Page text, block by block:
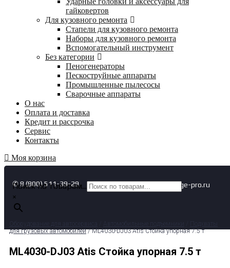
гайковертов
Для кузовного ремонта
Стапели для кузовного ремонта
Наборы для кузовного ремонта
Вспомогательный инструмент
Без категории
Пеногенераторы
Пескоструйные аппараты
Промышленные пылесосы
Сварочные аппараты
О нас
Оплата и доставка
Кредит и рассрочка
Сервис
Контакты
Моя корзина
✆ 8 (800) 511-39-29 ✉ info@garage-pro.ru
Поиск по товарам...
×
для грузовых автомобилей/ ML4030-DJ03 Atis Стойка упорная 7.5 т
ML4030-DJ03 Atis Стойка упорная 7.5 т